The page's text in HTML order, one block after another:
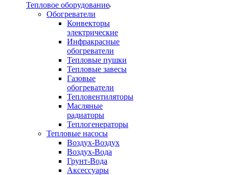
Тепловое оборудование
Обогреватели
Конвекторы
электрические
Инфракрасные
обогреватели
Тепловые пушки
Тепловые завесы
Газовые
обогреватели
Тепловентиляторы
Масляные
радиаторы
Теплогенераторы
Тепловые насосы
Воздух-Воздух
Воздух-Вода
Грунт-Вода
Аксессуары